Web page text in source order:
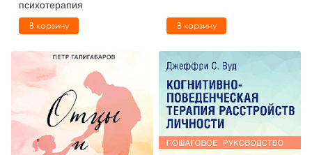
психотерапия
В корзину В корзину